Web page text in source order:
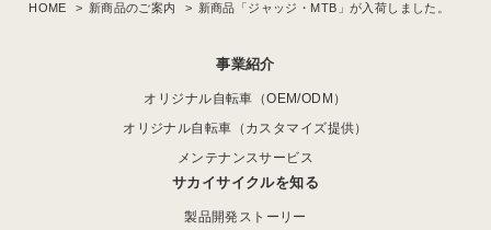
HOME 新商品のご案内 新商品「ジャッジ・MTB」が入荷しました。
事業紹介
オリジナル自転車（OEM/ODM）
オリジナル自転車（カスタマイズ提供）
メンテナンスサービス
サカイサイクルを知る
製品開発ストーリー